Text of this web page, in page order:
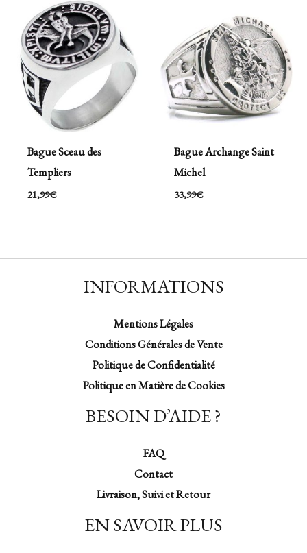
Bague Sceau des
Templiers
21,99€
Bague Archange Saint
Michel
33,99€
INFORMATIONS
Mentions Légales
Conditions Générales de Vente
Politique de Confidentialité
Politique en Matière de Cookies
BESOIN D’AIDE ?
FAQ
Contact
Livraison, Suivi et Retour
EN SAVOIR PLUS